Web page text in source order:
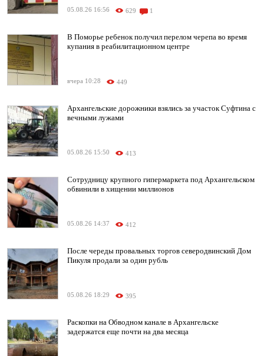
05.08.26 16:56 629 1
В Поморье ребенок получил перелом черепа во время
купания в реабилитационном центре
вчера 10:28 449
Архангельские дорожники взялись за участок Суфтина с
вечными лужами
05.08.26 15:50 413
Сотрудницу крупного гипермаркета под Архангельском
обвинили в хищении миллионов
05.08.26 14:37 412
После череды провальных торгов северодвинский Дом
Пикуля продали за один рубль
05.08.26 18:29 395
Раскопки на Обводном канале в Архангельске
задержатся еще почти на два месяца